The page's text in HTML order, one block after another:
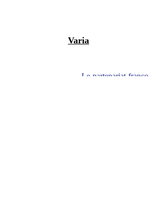
Varia
Le partenariat franco-